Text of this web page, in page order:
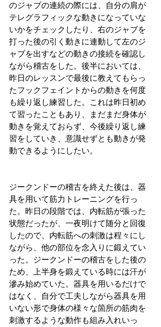
のジャブの連続の際には、自分の肩が
テレグラフィックな動きになっていな
いかをチェックしたり、右のジャブを
打った後の引く動きに連動して左のジ
ャブを出すなどの動きの接続を確認し
ながら稽古をした。後半においては、
昨日のレッスンで最後に教えてもらっ
たフックフェイントからの動きを何度
も繰り返し練習した。これは昨日初め
て習ったこともあり、まだまだ身体が
動きを覚えておらず、今後繰り返し練
習をしていき、意識せずとも動きが発
動できるようにしたい。
ジークンドーの稽古を終えた後は、器
具を用いて筋力トレーニングを行っ
た。昨日の段階では、内転筋が張った
状態だったが、一夜明けて随分と回復
したので、内転筋への刺激は程々にし
ながら、他の部位を念入りに鍛えてい
った。ジークンドーの稽古をした後の
ため、上半身を鍛えている時には汗が
滲み始めていた。器具を用いるだけで
はなく、自分で工夫しながら器具を用
いない形で身体の様々な箇所の筋肉を
刺激するような動作も組み入れいっ